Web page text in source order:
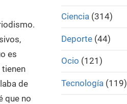
es
de
que no
Ciencia(314)
Deporte(44)
Ocio (121)
Tecnología(119)